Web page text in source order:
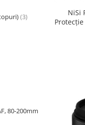
(3)
80-200mm
NiSi